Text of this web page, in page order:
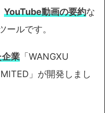
YouTube動画の要約な
ールです。
業 「WANGXU
」が開発しまし